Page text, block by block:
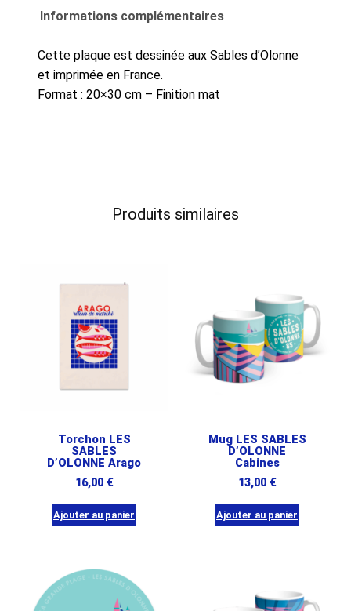
Pendule
Informations complémentaires
Cette plaque est dessinée aux Sables d’Olonne
et imprimée en France.
Format : 20×30 cm – Finition mat
Produits similaires
Torchon LES
SABLES
D’OLONNE Arago
16,00 €
Ajouter au panier
Mug LES SABLES
D’OLONNE
Cabines
13,00 €
Ajouter au panier